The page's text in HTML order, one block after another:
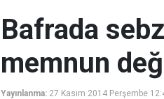
Bafrada
memnun
Yayınlanma: 27 Kasım 2014 Perşembe